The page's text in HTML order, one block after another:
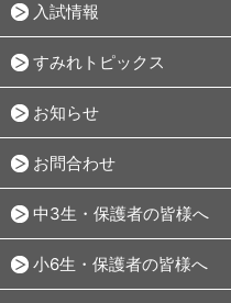
入試情報
すみれトピックス
お知らせ
お問合わせ
中3生・保護者の皆様へ
小6生・保護者の皆様へ